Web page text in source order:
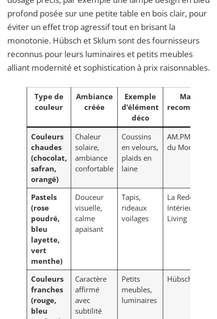
profond posée sur une petite table en bois clair, pour
éviter un effet trop agressif tout en brisant la
monotonie. Hübsch et Sklum sont des fournisseurs
reconnus pour leurs luminaires et petits meubles
alliant modernité et sophistication à prix raisonnables.
Type de
couleur
Ambiance
créée
Exemple
d’élément
déco
Marques
Couleurs
chaudes
(chocolat,
safran,
orangé)
Chaleur
solaire,
ambiance
confortable
Coussins
en velours,
plaids en
laine
AM.PM,
du Monde
Pastels
(rose
poudré,
bleu
layette,
vert
menthe)
Douceur
visuelle,
calme
apaisant
Tapis,
rideaux
voilages
La Redoute
Intérieurs,
Living
Couleurs
franches
(rouge,
bleu
Caractère
affirmé
avec
subtilité
Petits
meubles,
luminaires
Hübsch, Sklum